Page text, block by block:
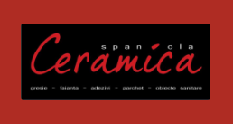
la
navigare
la
conținut
Prima pagină